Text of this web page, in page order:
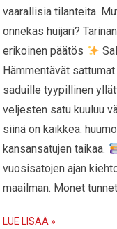
vaarallisia tilanteita.
onnekas huijari?
erikoinen päätös
Hämmentävät sattumat
saduille tyypillinen
veljesten satu kuuluu
siinä on kaikkea:
kansansatujen taikaa.
vuosisatojen ajan
maailman. Monet
LUE LISÄÄ »